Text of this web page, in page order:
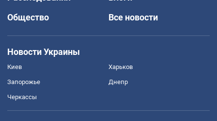
Общество
Все новости
Новости Украины
Киев Харьков
Запорожье Днепр
Черкассы